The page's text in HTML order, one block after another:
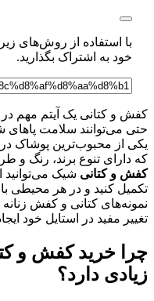
با استفاده از روش‌های زیر
خود به اشتراک بگذارید.
و کتانی یک آیتم مهم در هر
می‌توانند سلامت پاهای شما
از محبوب‌ترین پوشاک در
دارای تنوع برند، رنگ و طرح
و کتانیشیک می‌توانید
کنید و در هر محیطی با
کتانی و کفش زنانه و
مفید در استایل خود ایجاد
خرید کفش و
دارد؟